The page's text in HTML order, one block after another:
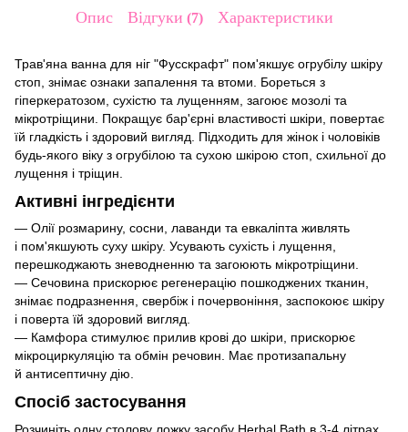
Опис Відгуки 7 Характеристики
Трав'яна ванна для ніг "Фусскрафт" пом'якшує огрубілу шкіру
стоп, знімає ознаки запалення та втоми. Бореться з
гіперкератозом, сухістю та лущенням, загоює мозолі та
мікротріщини. Покращує бар'єрні властивості шкіри, повертає
їй гладкість і здоровий вигляд. Підходить для жінок і чоловіків
будь-якого віку з огрубілою та сухою шкірою стоп, схильної до
лущення і тріщин.
Активні інгредієнти
— Олії розмарину, сосни, лаванди та евкаліпта живлять
і пом'якшують суху шкіру. Усувають сухість і лущення,
перешкоджають зневодненню та загоюють мікротріщини.
— Сечовина прискорює регенерацію пошкоджених тканин,
знімає подразнення, свербіж і почервоніння, заспокоює шкіру
і поверта їй здоровий вигляд.
— Камфора стимулює прилив крові до шкіри, прискорює
мікроциркуляцію та обмін речовин. Має протизапальну
й антисептичну дію.
Спосіб застосування